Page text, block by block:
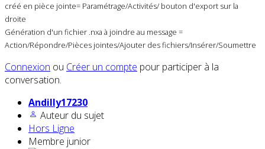
créé en pièce jointe= Paramétrage/Activités/ bouton d'export sur la
droite
Génération d'un fichier .nxa à joindre au message =
Action/Répondre/Pièces jointes/Ajouter des fichiers/Insérer/Soumettre
Connexion ou Créer un compte pour participer à la
conversation.
Andilly17230
Auteur du sujet
Hors Ligne
Membre junior